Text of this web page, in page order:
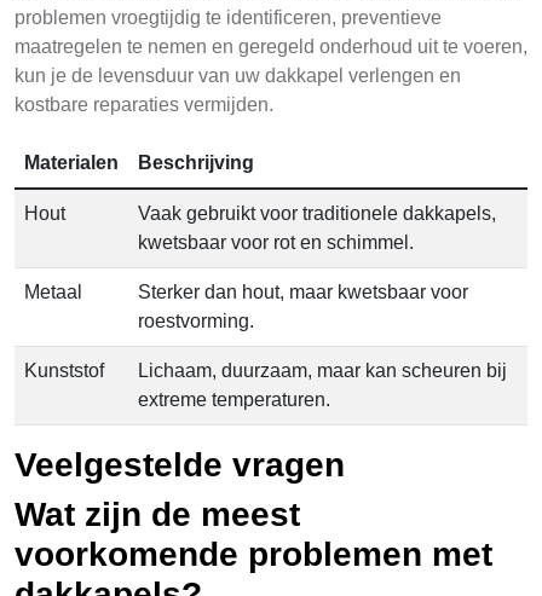
problemen vroegtijdig te identificeren, preventieve
maatregelen te nemen en geregeld onderhoud uit te voeren,
kun je de levensduur van uw dakkapel verlengen en
kostbare reparaties vermijden.
Materialen Beschrijving
Hout
Vaak gebruikt voor traditionele dakkapels,
kwetsbaar voor rot en schimmel.
Metaal
Sterker dan hout, maar kwetsbaar voor
roestvorming.
Kunststof
Lichaam, duurzaam, maar kan scheuren bij
extreme temperaturen.
Veelgestelde vragen
Wat zijn de meest
voorkomende problemen met